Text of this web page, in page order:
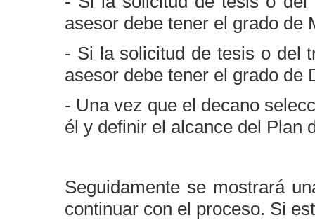
asesor debe tener el grado de
- Si la solicitud de tesis o del
asesor debe tener el grado de
- Una vez que el decano
él y definir el alcance del Plan
Seguidamente se mostrará
continuar con el proceso. Si